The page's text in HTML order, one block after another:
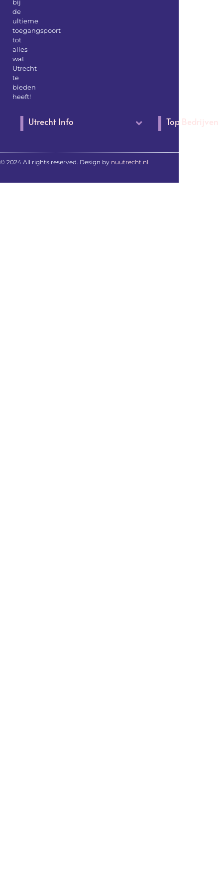
bij
de
ultieme
toegangspoort
tot
alles
wat
Utrecht
te
bieden
heeft!
Utrecht Info Top Bedrijven
© 2024 All rights reserved. Design by nuutrecht.nl